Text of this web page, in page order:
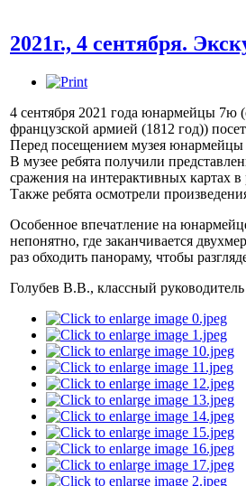
2021г., 4 сентября.
4 сентября 2021 года юнармейцы 7ю
французской армией (1812 год))
Перед посещением музея юнармейцы
В музее ребята получили
сражения на интерактивных картах
Также ребята осмотрели
Особенное впечатление на
непонятно, где заканчивается
раз обходить панораму, чтобы
Голубев В.В., классный